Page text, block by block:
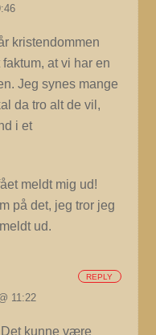
kristendommen
at vi har en
Jeg synes mange
da tro alt de vil,
i et
meldt mig ud!
på det, jeg tror jeg
ud.
11:22
kunne være
REPLY